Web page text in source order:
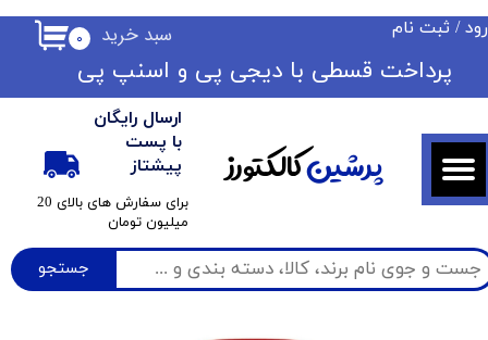
جستجو
ارسال رایگان
با پست
پیشتاز
​برای سفارش های بالای 20
میلیون تومان
۰ سبد خرید / ثبت نام
حساب کاربری من
تغییر گذر واژه
سفارشات
خروج از حساب کاربری
​​پرداخت قسطی با دیجی پی ​​​​​​​و اسنپ پی
پرشینکالکتورز